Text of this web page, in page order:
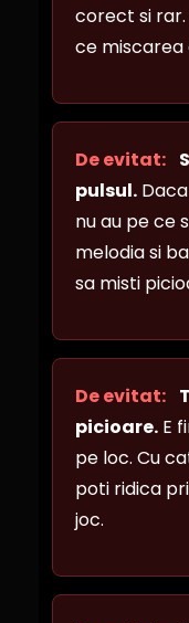
corect si rar.
ce miscarea
De evitat:
pulsul.
nu au pe ce
melodia si
sa misti
De evitat:
picioare. E
pe loc. Cu
poti ridica
joc.